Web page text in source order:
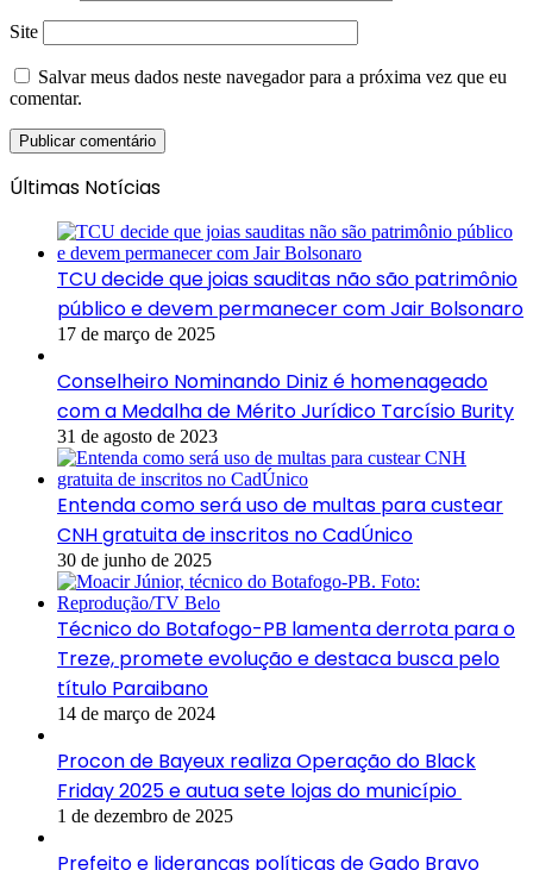
Site
Salvar meus dados neste navegador para a próxima vez que eu
comentar.
Últimas Notícias
TCU decide que joias sauditas não são patrimônio
público e devem permanecer com Jair Bolsonaro
17 de março de 2025
Conselheiro Nominando Diniz é homenageado
com a Medalha de Mérito Jurídico Tarcísio Burity
31 de agosto de 2023
Entenda como será uso de multas para custear
CNH gratuita de inscritos no CadÚnico
30 de junho de 2025
Técnico do Botafogo-PB lamenta derrota para o
Treze, promete evolução e destaca busca pelo
título Paraibano
14 de março de 2024
Procon de Bayeux realiza Operação do Black
Friday 2025 e autua sete lojas do município
1 de dezembro de 2025
Prefeito e lideranças políticas de Gado Bravo